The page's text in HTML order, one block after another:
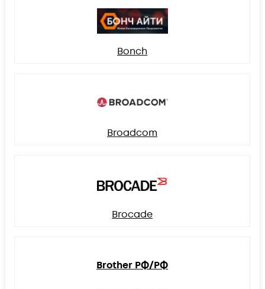
Bonch
Broadcom
Brocade
Brother РФ/РФ